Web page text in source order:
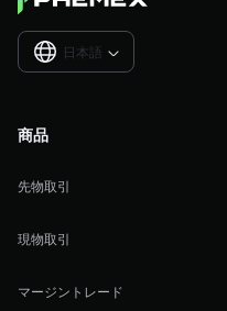
日本語 
商品
先物取引
現物取引
マージントレード